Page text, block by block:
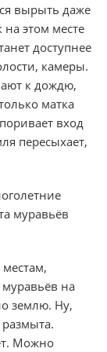
вырыть даже
этом месте
доступнее
камеры.
к дождю,
матка
вход
пересыхает,
мура­вьёв
на
зем­лю. Ну,
Можно